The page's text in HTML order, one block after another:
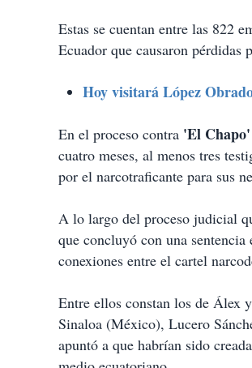
Estas se cuentan entre las 822
Ecuador que causaron
Hoy visitará López
En el proceso contra 'El Chapo'
cuatro meses, al menos tres
por el narcotraficante para sus
A lo largo del proceso judicial
que concluyó con una
conexiones entre el cartel
Entre ellos constan los de Álex
Sinaloa (México), Lucero
apuntó a que habrían sido